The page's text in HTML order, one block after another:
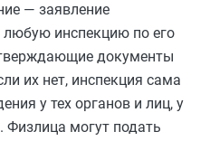
— заявление
любую инспекцию по его
документы
их нет, инспекция сама
у тех органов и лиц, у
могут подать